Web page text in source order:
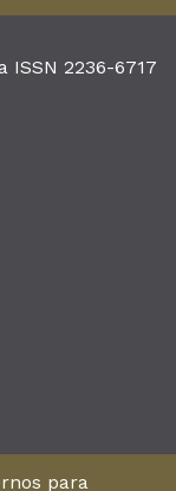
ISSN 2236-6717
para